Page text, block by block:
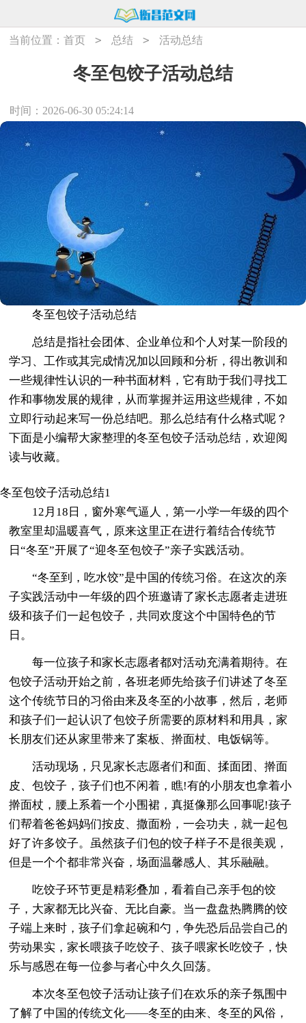
当前位置：首页 > 总结 > 活动总结
冬至包饺子活动总结
时间：2026-06-30 05:24:14
冬至包饺子活动总结
总结是指社会团体、企业单位和个人对某一阶段的
学习、工作或其完成情况加以回顾和分析，得出教训和
一些规律性认识的一种书面材料，它有助于我们寻找工
作和事物发展的规律，从而掌握并运用这些规律，不如
立即行动起来写一份总结吧。那么总结有什么格式呢？
下面是小编帮大家整理的冬至包饺子活动总结，欢迎阅
读与收藏。
冬至包饺子活动总结1
12月18日，窗外寒气逼人，第一小学一年级的四个
教室里却温暖喜气，原来这里正在进行着结合传统节
日“冬至”开展了“迎冬至包饺子”亲子实践活动。
“冬至到，吃水饺”是中国的传统习俗。在这次的亲
子实践活动中一年级的四个班邀请了家长志愿者走进班
级和孩子们一起包饺子，共同欢度这个中国特色的节
日。
每一位孩子和家长志愿者都对活动充满着期待。在
包饺子活动开始之前，各班老师先给孩子们讲述了冬至
这个传统节日的习俗由来及冬至的小故事，然后，老师
和孩子们一起认识了包饺子所需要的原材料和用具，家
长朋友们还从家里带来了案板、擀面杖、电饭锅等。
活动现场，只见家长志愿者们和面、揉面团、擀面
皮、包饺子，孩子们也不闲着，瞧!有的小朋友也拿着小
擀面杖，腰上系着一个小围裙，真挺像那么回事呢!孩子
们帮着爸爸妈妈们按皮、撒面粉，一会功夫，就一起包
好了许多饺子。虽然孩子们包的饺子样子不是很美观，
但是一个个都非常兴奋，场面温馨感人、其乐融融。
吃饺子环节更是精彩叠加，看着自己亲手包的饺
子，大家都无比兴奋、无比自豪。当一盘盘热腾腾的饺
子端上来时，孩子们拿起碗和勺，争先恐后品尝自己的
劳动果实，家长喂孩子吃饺子、孩子喂家长吃饺子，快
乐与感恩在每一位参与者心中久久回荡。
本次冬至包饺子活动让孩子们在欢乐的亲子氛围中
了解了中国的传统文化——冬至的由来、冬至的风俗，